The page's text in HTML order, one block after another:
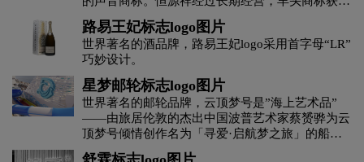
航空logo设计 化妆品logo设计
H字母汉字酒店logo设计 H字母酒店logo设计
黄绿色logo设计 灰色logo设计 褐色logo设计
了极高知名度，另外2005年恒源祥集团在国家工商
总局商标局成功注册了“Fazeya”（发财羊）立体商
标。从此，和可口可乐公司拥有可口可乐瓶这一立
体商标一样，恒源祥也拥有了自己的立体商标。
路易王妃标志logo图片
世界著名的酒品牌，路易王妃logo采用首字母“LR”
巧妙设计。
星梦邮轮标志logo图片
世界著名的邮轮品牌，云顶梦号是”海上艺术品”
——由旅居伦敦的杰出中国波普艺术家蔡赟骅为云
顶梦号倾情创作名为「寻爱·启航梦之旅」的船体
彩绘，绘画了美人鱼与宇航员的故事。围绕这个来